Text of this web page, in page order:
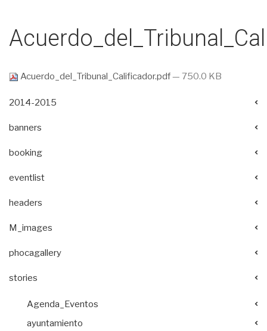
Acuerdo_del_Tribunal_Calificador.pdf— 750.0 KB
2014-2015
banners
booking
eventlist
headers
M_images
phocagallery
stories
Agenda_Eventos
ayuntamiento